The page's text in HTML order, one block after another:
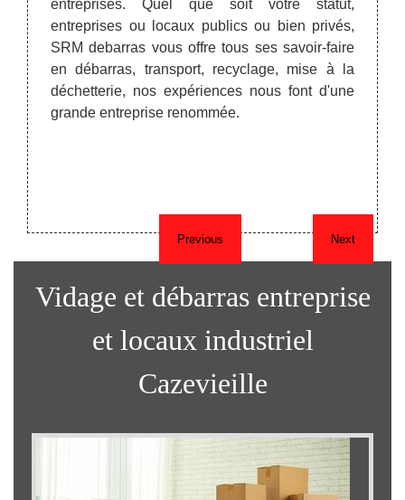
Previous
ce
et
un
du
à
entreprises. Quel que soit votre statut,
entreprises ou locaux publics ou bien privés,
SRM debarras vous offre tous ses savoir-faire
en débarras, transport, recyclage, mise à la
déchetterie, nos expériences nous font d'une
grande entreprise renommée.
pas
Next
Vidage et débarras entreprise
et locaux industriel
Cazevieille